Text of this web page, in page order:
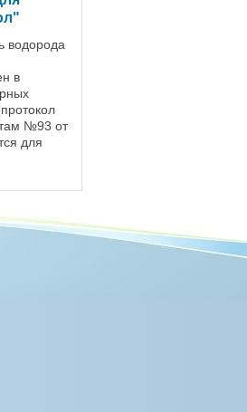
водорода
в
№93 от
для